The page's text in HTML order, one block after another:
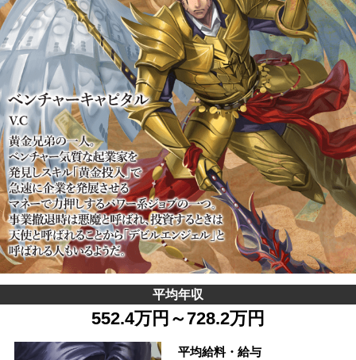
平均年収
552.4万円～728.2万円
平均給料・給与